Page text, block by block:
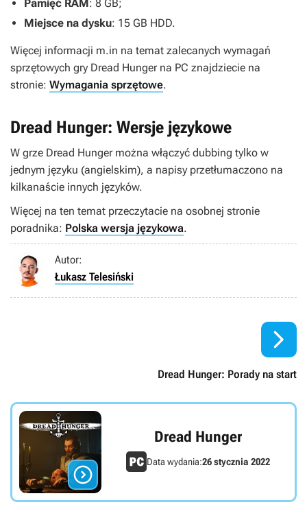
Pamięć RAM: 8 GB;
Miejsce na dysku: 15 GB HDD.
Więcej informacji m.in na temat zalecanych wymagań
sprzętowych gry Dread Hungerna PC znajdziecie na
stronie: Wymagania sprzętowe.
Dread Hunger: Wersje językowe
W grze Dread Hungermożna włączyć dubbing tylko w
jednym języku (angielskim), a napisy przetłumaczono na
kilkanaście innych języków.
Więcej na ten temat przeczytacie na osobnej stronie
poradnika: Polska wersja językowa.
Autor:
Łukasz Telesiński
Dread Hunger: Porady na start


Dread Hunger
Data wydania:26 stycznia 2022